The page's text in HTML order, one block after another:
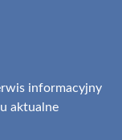
informacyjny
aktualne